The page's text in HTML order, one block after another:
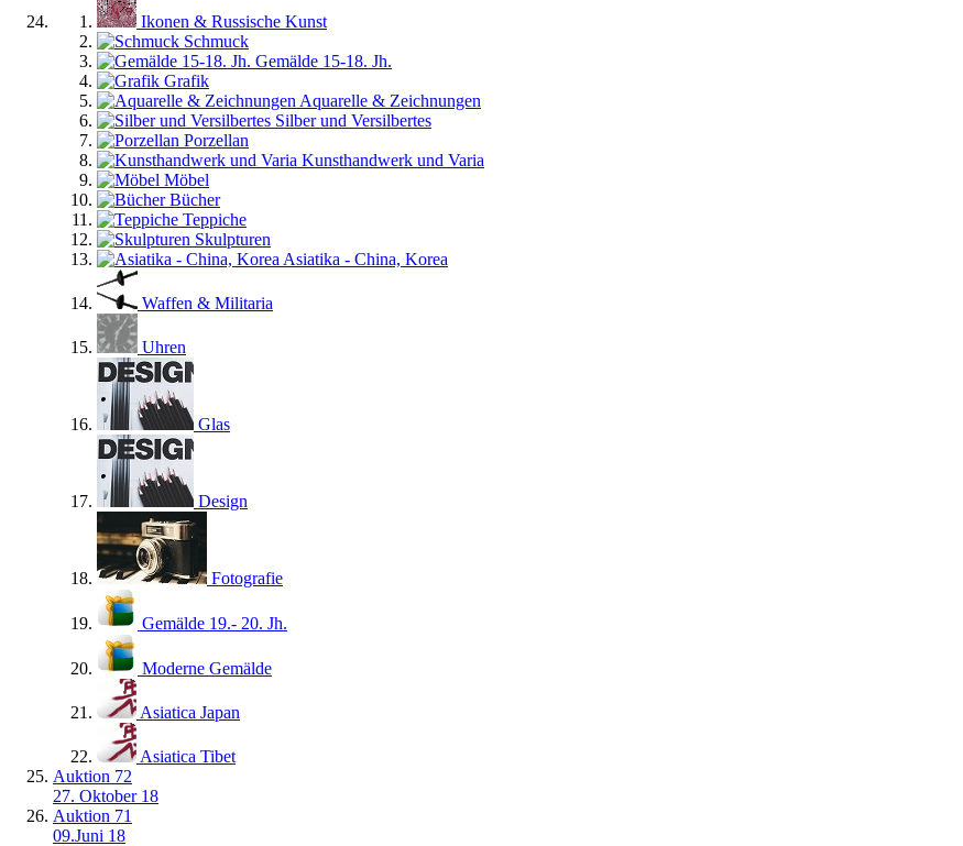
Ikonen & Russische Kunst
Schmuck
Gemälde 15-18. Jh.
Grafik
Aquarelle & Zeichnungen
Silber und Versilbertes
Porzellan
Kunsthandwerk und Varia
Möbel
Bücher
Teppiche
Skulpturen
Asiatika - China, Korea
Waffen & Militaria
Uhren
Glas
Design
Fotografie
Gemälde 19.- 20. Jh.
Moderne Gemälde
Asiatica Japan
Asiatica Tibet
Auktion 72
27. Oktober 18
Auktion 71
09.Juni 18